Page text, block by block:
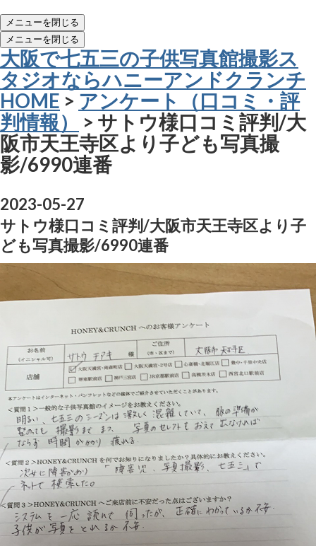
メニューを閉じる
メニューを閉じる
大阪で七五三の子供写真館撮影ス
タジオならハニーアンドクランチ
HOME > アンケート（口コミ・評
判情報）
> サトウ様口コミ評判/大
阪市天王寺区より子ども写真撮
影/6990連番
2023-05-27
サトウ様口コミ評判/大阪市天王寺区より子
ども写真撮影/6990連番